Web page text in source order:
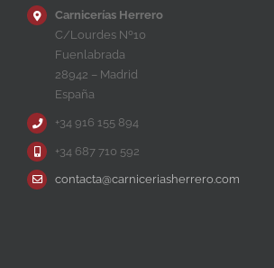
Carnicerías Herrero
C/Lourdes Nº10
Fuenlabrada
28942 – Madrid
España
+34 916 155 894
+34 687 710 592
contacta@carniceriasherrero.com